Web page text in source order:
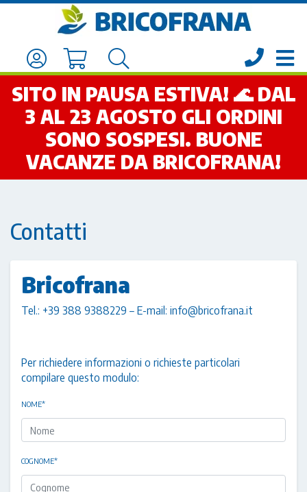
SITO IN PAUSA ESTIVA! 🌊 DAL
3 AL 23 AGOSTO GLI ORDINI
SONO SOSPESI. BUONE
VACANZE DA BRICOFRANA!
Contatti
Bricofrana
Tel.: +39 388 9388229 – E-mail: info@bricofrana.it
Per richiedere informazioni o richieste particolari
compilare questo modulo:
NOME*
COGNOME*